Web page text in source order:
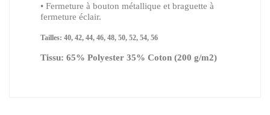
• Fermeture à bouton métallique et braguette à
fermeture éclair.
Tailles: 40, 42, 44, 46, 48, 50, 52, 54, 56
Tissu: 65% Polyester 35% Coton (200 g/m2)